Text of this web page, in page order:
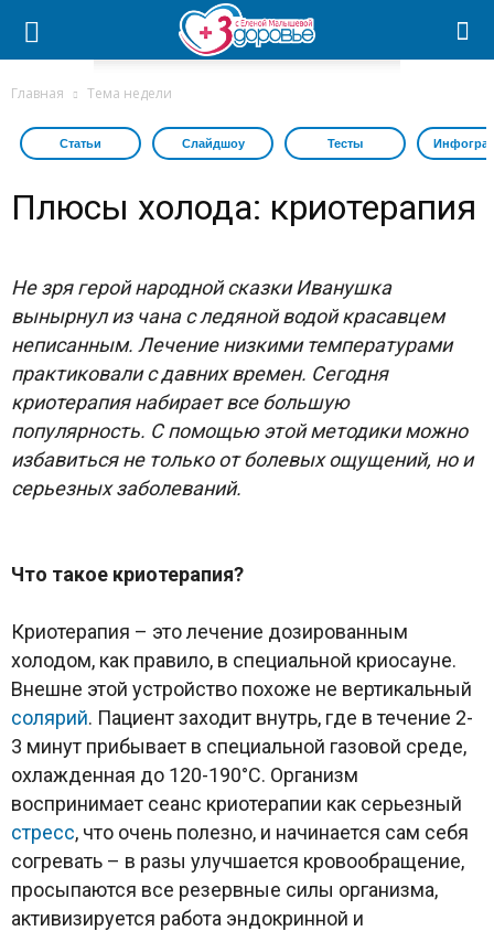
Главная Тема недели
Статьи Слайдшоу Тесты
Плюсы холода: криотерапия
Не зря герой народной сказки Иванушка
вынырнул из чана с ледяной водой красавцем
неписанным. Лечение низкими температурами
практиковали с давних времен. Сегодня
криотерапия набирает все большую
популярность. С помощью этой методики можно
избавиться не только от болевых ощущений, но и
серьезных заболеваний.
Что такое криотерапия?
Криотерапия – это лечение дозированным
холодом, как правило, в специальной криосауне.
Внешне этой устройство похоже не вертикальный
солярий. Пациент заходит внутрь, где в течение 2-
3 минут прибывает в специальной газовой среде,
охлажденная до 120-190°С. Организм
воспринимает сеанс криотерапии как серьезный
стресс, что очень полезно, и начинается сам себя
согревать – в разы улучшается кровообращение,
просыпаются все резервные силы организма,
активизируется работа эндокринной и